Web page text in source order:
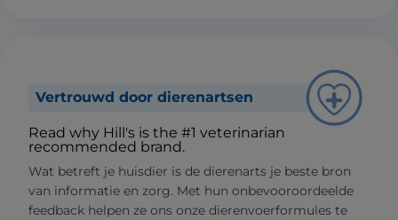
Vertrouwd door dierenartsen
Read why Hill's is the #1 veterinarian
recommended brand.
Wat betreft je huisdier is de dierenarts je beste bron
van informatie en zorg. Met hun onbevooroordeelde
feedback helpen ze ons onze dierenvoerformules te